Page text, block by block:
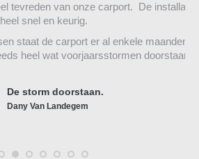
van onze carport. De installatie
en keurig.
de carport er al enkele maanden en
wat voorjaarsstormen doorstaan.
doorstaan.
Landegem